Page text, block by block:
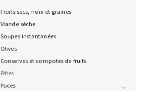
Fruits secs, noix et graines
Viande sèche
Soupes instantanées
Olives
Conserves et compotes de fruits
Pâtes
Puces